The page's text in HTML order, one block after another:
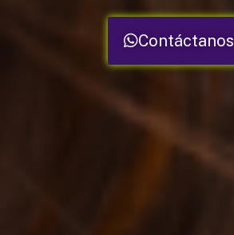
Contáctanos